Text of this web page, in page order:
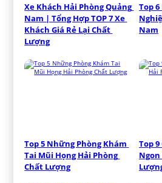
Xe Khách Hải Phòng Quảng
Nam | Tổng Hợp TOP 7 Xe
Khách Giá Rẻ Lại Chất
Lượng
Top
Nam
Top 5 Những Phòng Khám
Tai Mũi Họng Hải Phòng
Chất Lượng
Top